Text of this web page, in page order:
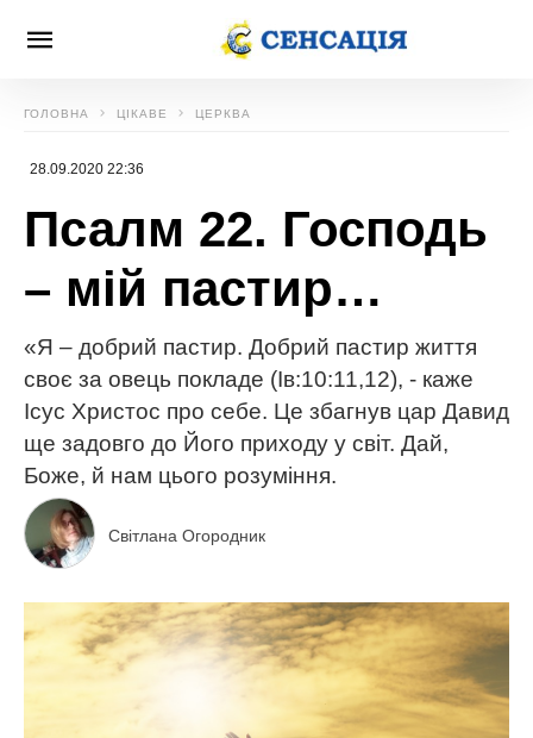
ГОЛОВНА ЦІКАВЕ ЦЕРКВА
28.09.2020 22:36
Псалм 22. Господь
– мій пастир…
«Я – добрий пастир. Добрий пастир життя
своє за овець покладе (Ів:10:11,12), - каже
Ісус Христос про себе. Це збагнув цар Давид
ще задовго до Його приходу у світ. Дай,
Боже, й нам цього розуміння.
Світлана Огородник